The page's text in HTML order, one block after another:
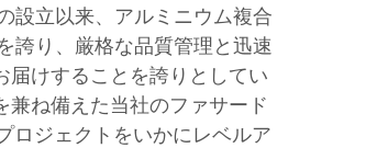
設立以来、アルミニウム複合
誇り、厳格な品質管理と迅速
届けすることを誇りとしてい
兼ね備えた当社のファサード
ロジェクトをいかにレベルア